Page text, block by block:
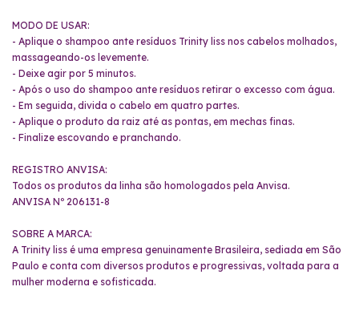
MODO DE USAR:
- Aplique o shampoo ante resíduos Trinity liss nos cabelos molhados,
massageando-os levemente.
- Deixe agir por 5 minutos.
- Após o uso do shampoo ante resíduos retirar o excesso com água.
- Em seguida, divida o cabelo em quatro partes.
- Aplique o produto da raiz até as pontas, em mechas finas.
- Finalize escovando e pranchando.
REGISTRO ANVISA:
Todos os produtos da linha são homologados pela Anvisa.
ANVISA Nº 206131-8
SOBRE A MARCA:
A Trinity liss é uma empresa genuinamente Brasileira, sediada em São
Paulo e conta com diversos produtos e progressivas, voltada para a
mulher moderna e sofisticada.